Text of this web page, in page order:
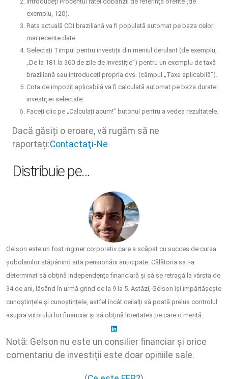
exemplu, 120).
Rata actuală CDI braziliană va fi populată automat pe baza celor
mai recente date.
Selectați Timpul pentru investiții din meniul derulant (de exemplu,
„De la 181 la 360 de zile de investiție”) pentru un exemplu de taxă
braziliană sau introduceți propria dvs. (câmpul „Taxa aplicabilă”).
Cota de impozit aplicabilă va fi calculată automat pe baza duratei
investiției selectate.
Faceți clic pe „Calculați acum!” butonul pentru a vedea rezultatele.
Dacă găsiți o eroare, vă rugăm să ne
raportați:Contactaţi-Ne
Distribuie pe…
Gelson este un fost inginer corporativ care a scăpat cu succes de cursa
șobolanilor stăpânind arta pensionării anticipate. Călătoria sa l-a
determinat să obțină independența financiară și să se retragă la vârsta de
34 de ani, lăsând în urmă grind de la 9 la 5. Astăzi, Gelson își împărtășește
cunoștințele și cunoștințele, astfel încât ceilalți să poată prelua controlul
asupra viitorului lor financiar și să obțină libertatea pe care o merită.
Notă: Gelson nu este un consilier financiar și orice
comentariu de investiții este doar opiniile sale.